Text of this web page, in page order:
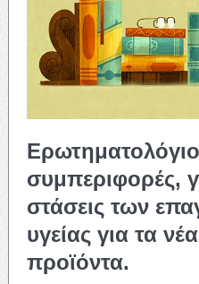
Ερωτηματολόγιο
συμπεριφορές,
στάσεις των
υγείας για τα
προϊόντα.